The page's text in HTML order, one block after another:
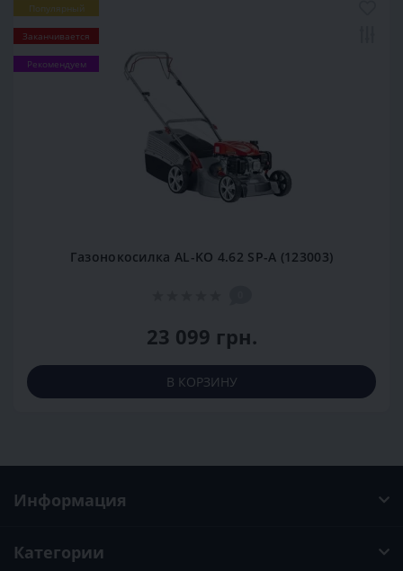
Популярный
Заканчивается
Рекомендуем
Газонокосилка AL-KO 4.62 SP-A (123003)
23 099 грн.
В КОРЗИНУ
Информация
Категории